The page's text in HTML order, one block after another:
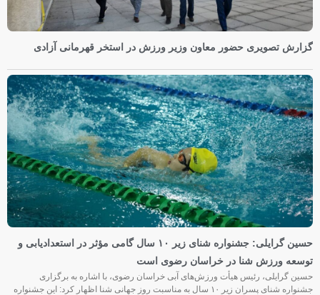
گزارش تصویری حضور معاون وزیر ورزش در استخر قهرمانی آزادی
حسین گرایلی: جشنواره شنای زیر ۱۰ سال گامی مؤثر در استعدادیابی و
توسعه ورزش شنا در خراسان رضوی است
حسین گرایلی، رئیس هیأت ورزش‌های آبی خراسان رضوی، با اشاره به برگزاری
جشنواره شنای پسران زیر ۱۰ سال به مناسبت روز جهانی شنا اظهار کرد: این جشنواره